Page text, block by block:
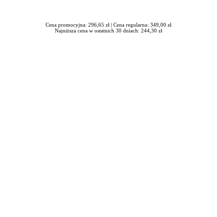
Cena promocyjna: 296,65 zł | Cena regularna: 349,00 zł
Najniższa cena w ostatnich 30 dniach: 244,30 zł